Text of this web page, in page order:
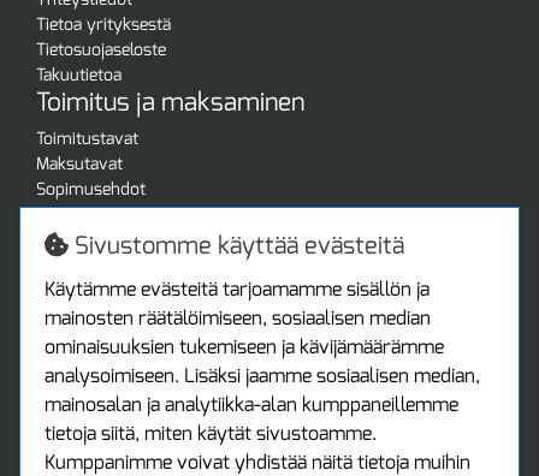
Tietoa yrityksestä
Tietosuojaseloste
Takuutietoa
Toimitus ja maksaminen
Toimitustavat
Maksutavat
Sopimusehdot
Turvallista ostamista
Jälleenmyyjille
Tax free / verovapaa myynti
Asiakastilini
Asiakastili
Luo tili
Kirjaudu sisään
Ota yhteyttä
Protools Oy
Sivustomme käyttää evästeitä
Käytämme evästeitä tarjoamamme sisällön ja
mainosten räätälöimiseen, sosiaalisen median
ominaisuuksien tukemiseen ja kävijämäärämme
analysoimiseen. Lisäksi jaamme sosiaalisen median,
mainosalan ja analytiikka-alan kumppaneillemme
tietoja siitä, miten käytät sivustoamme.
Kumppanimme voivat yhdistää näitä tietoja muihin